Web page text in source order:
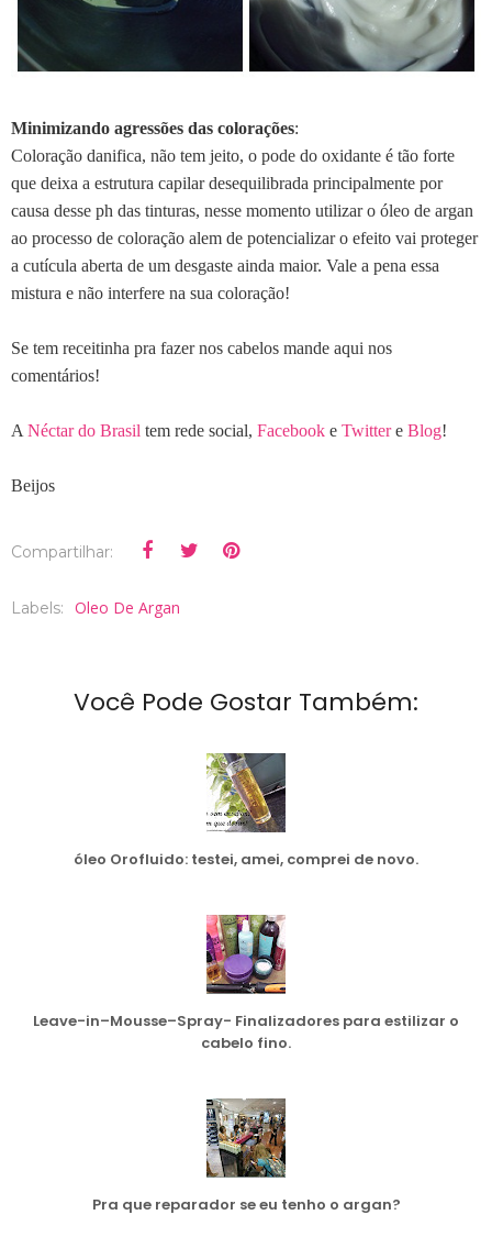
Minimizando agressões das colorações:
Coloração danifica, não tem jeito, o pode do oxidante é tão forte
que deixa a estrutura capilar desequilibrada principalmente por
causa desse ph das tinturas, nesse momento utilizar o óleo de argan
ao processo de coloração alem de potencializar o efeito vai proteger
a cutícula aberta de um desgaste ainda maior. Vale a pena essa
mistura e não interfere na sua coloração!
Se tem receitinha pra fazer nos cabelos mande aqui nos
comentários!
A Néctar do Brasil tem rede social, Facebook e Twittere Blog!
Beijos
Compartilhar:
Labels: Oleo De Argan
Você Pode Gostar Também:
óleo Orofluido: testei, amei, comprei de novo.
Leave-in–Mousse–Spray- Finalizadores para estilizar o
cabelo fino.
Pra que reparador se eu tenho o argan?